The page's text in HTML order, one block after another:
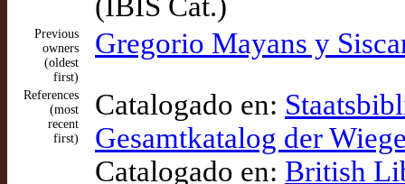
Previous
owners
(oldest
first)
Gregorio Mayans y
References
(most
recent
first)
Catalogado en:
Gesamtkatalog der
Catalogado en: British